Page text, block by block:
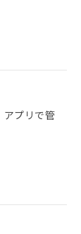
アプリで管